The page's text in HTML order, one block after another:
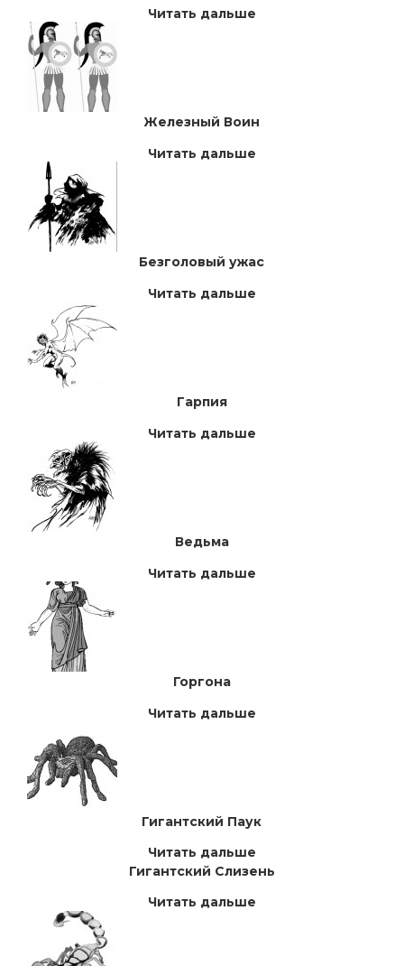
Читать дальше
Железный Воин
Читать дальше
Безголовый ужас
Читать дальше
Гарпия
Читать дальше
Ведьма
Читать дальше
Горгона
Читать дальше
Гигантский Паук
Читать дальше
Гигантский Слизень
Читать дальше